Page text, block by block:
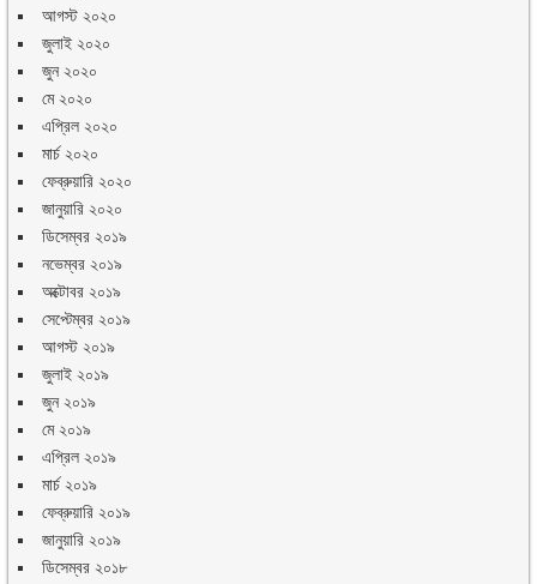
আগস্ট ২০২০
জুলাই ২০২০
জুন ২০২০
মে ২০২০
এপ্রিল ২০২০
মার্চ ২০২০
ফেব্রুয়ারি ২০২০
জানুয়ারি ২০২০
ডিসেম্বর ২০১৯
নভেম্বর ২০১৯
অক্টোবর ২০১৯
সেপ্টেম্বর ২০১৯
আগস্ট ২০১৯
জুলাই ২০১৯
জুন ২০১৯
মে ২০১৯
এপ্রিল ২০১৯
মার্চ ২০১৯
ফেব্রুয়ারি ২০১৯
জানুয়ারি ২০১৯
ডিসেম্বর ২০১৮